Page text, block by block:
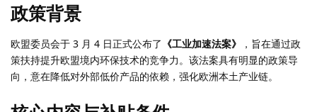
政策背景
欧盟委员会于 3 月 4 日正式公布了 《工业加速法案》
，旨在通过政
策扶持提升欧盟境内环保技术的竞争力。该法案具有明显的政策导
向，意在降低对外部低价产品的依赖，强化欧洲本土产业链。